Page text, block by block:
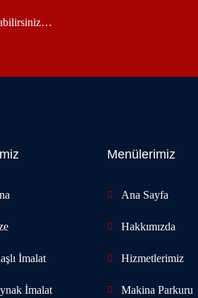
İmalat
İmalat
Menülerimiz
Ana Sayfa
Hakkımızda
Hizmetlerimiz
Makina Parkuru